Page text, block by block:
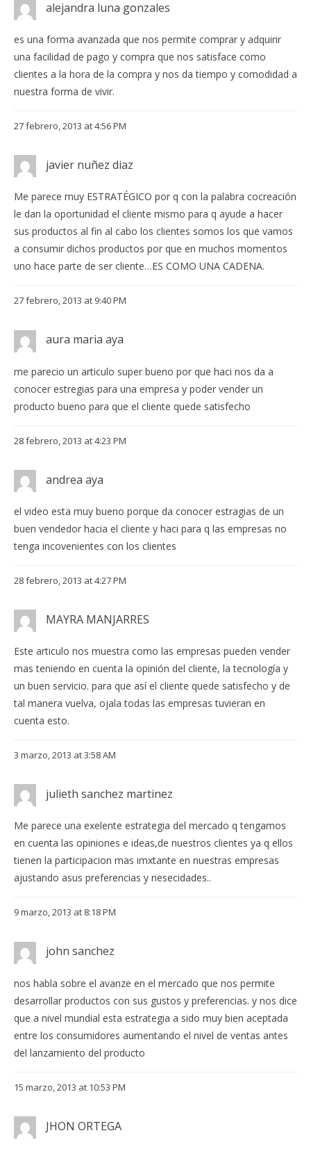
alejandra luna gonzales
es una forma avanzada que nos permite comprar y adquirir
una facilidad de pago y compra que nos satisface como
clientes a la hora de la compra y nos da tiempo y comodidad a
nuestra forma de vivir.
27 febrero, 2013 at 4:56 PM
javier nuñez diaz
Me parece muy ESTRATÉGICO por q con la palabra cocreación
le dan la oportunidad el cliente mismo para q ayude a hacer
sus productos al fin al cabo los clientes somos los que vamos
a consumir dichos productos por que en muchos momentos
uno hace parte de ser cliente…ES COMO UNA CADENA.
27 febrero, 2013 at 9:40 PM
aura maria aya
me parecio un articulo super bueno por que haci nos da a
conocer estregias para una empresa y poder vender un
producto bueno para que el cliente quede satisfecho
28 febrero, 2013 at 4:23 PM
andrea aya
el video esta muy bueno porque da conocer estragias de un
buen vendedor hacia el cliente y haci para q las empresas no
tenga incovenientes con los clientes
28 febrero, 2013 at 4:27 PM
MAYRA MANJARRES
Este articulo nos muestra como las empresas pueden vender
mas teniendo en cuenta la opinión del cliente, la tecnología y
un buen servicio. para que así el cliente quede satisfecho y de
tal manera vuelva, ojala todas las empresas tuvieran en
cuenta esto.
3 marzo, 2013 at 3:58 AM
julieth sanchez martinez
Me parece una exelente estrategia del mercado q tengamos
en cuenta las opiniones e ideas,de nuestros clientes ya q ellos
tienen la participacion mas imxtante en nuestras empresas
ajustando asus preferencias y nesecidades..
9 marzo, 2013 at 8:18 PM
john sanchez
nos habla sobre el avanze en el mercado que nos permite
desarrollar productos con sus gustos y preferencias. y nos dice
que a nivel mundial esta estrategia a sido muy bien aceptada
entre los consumidores aumentando el nivel de ventas antes
del lanzamiento del producto
15 marzo, 2013 at 10:53 PM
JHON ORTEGA